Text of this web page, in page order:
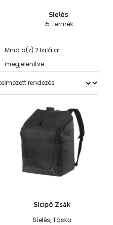
Síelés
15 Termék
Mind a(z) 2 találat
megjelenítve
Sícipő Zsák
Síelés,Táska